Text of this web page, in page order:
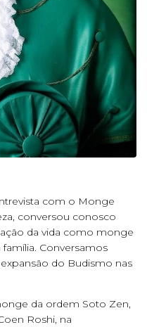
com o Monge
conversou conosco
da vida como monge
Conversamos
do Budismo nas
da ordem Soto Zen,
Roshi, na